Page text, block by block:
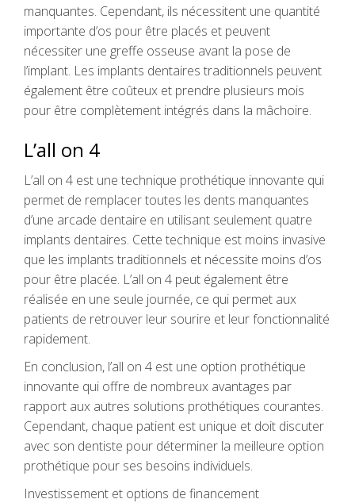
manquantes. Cependant, ils nécessitent une quantité
importante d’os pour être placés et peuvent
nécessiter une greffe osseuse avant la pose de
l’implant. Les implants dentaires traditionnels peuvent
également être coûteux et prendre plusieurs mois
pour être complètement intégrés dans la mâchoire.
L’all on 4
L’all on 4 est une technique prothétique innovante qui
permet de remplacer toutes les dents manquantes
d’une arcade dentaire en utilisant seulement quatre
implants dentaires. Cette technique est moins invasive
que les implants traditionnels et nécessite moins d’os
pour être placée. L’all on 4 peut également être
réalisée en une seule journée, ce qui permet aux
patients de retrouver leur sourire et leur fonctionnalité
rapidement.
En conclusion, l’all on 4 est une option prothétique
innovante qui offre de nombreux avantages par
rapport aux autres solutions prothétiques courantes.
Cependant, chaque patient est unique et doit discuter
avec son dentiste pour déterminer la meilleure option
prothétique pour ses besoins individuels.
Investissement et options de financement